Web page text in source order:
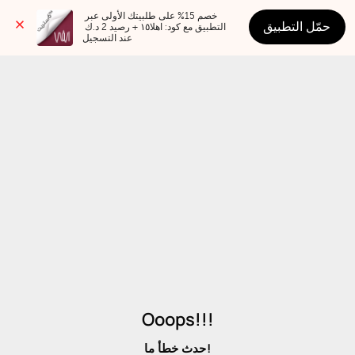
عند التسجيل
حمّل التطبيق
Ooops!!!
حدث خطأ ما!